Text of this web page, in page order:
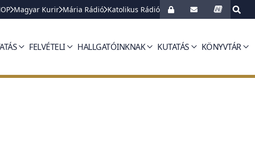
Magyar Kurir Mária Rádió Katolikus Rádió
FELVÉTELI HALLGATÓINKNAK KUTATÁS KÖNYVTÁR